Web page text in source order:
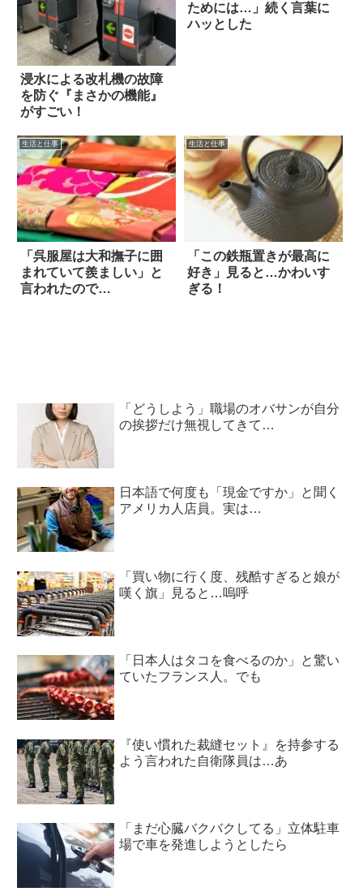
浸水による改札機の故障
を防ぐ『まさかの機能』
がすごい！
ためには…」続く言葉に
ハッとした
生活と仕事
「呉服屋は大和撫子に囲
まれていて羨ましい」と
言われたので…
生活と仕事
「この鉄瓶置きが最高に
好き」見ると…かわいす
ぎる！
「どうしよう」職場のオバサンが自分
の挨拶だけ無視してきて…
日本語で何度も「現金ですか」と聞く
アメリカ人店員。実は…
「買い物に行く度、残酷すぎると娘が
嘆く旗」見ると…嗚呼
「日本人はタコを食べるのか」と驚い
ていたフランス人。でも
『使い慣れた裁縫セット』を持参する
よう言われた自衛隊員は…あ
「まだ心臓バクバクしてる」立体駐車
場で車を発進しようとしたら